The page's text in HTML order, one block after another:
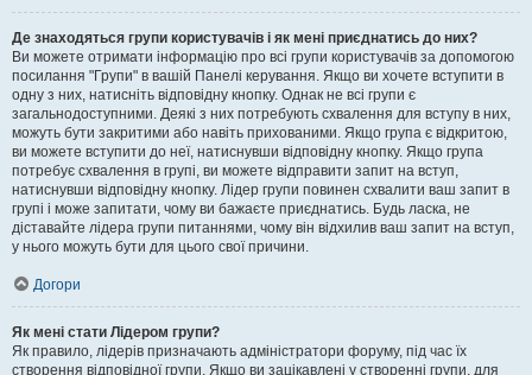
Де знаходяться групи користувачів і як мені приєднатись до них?
Ви можете отримати інформацію про всі групи користувачів за допомогою
посилання "Групи" в вашій Панелі керування. Якщо ви хочете вступити в
одну з них, натисніть відповідну кнопку. Однак не всі групи є
загальнодоступними. Деякі з них потребують схвалення для вступу в них,
можуть бути закритими або навіть прихованими. Якщо група є відкритою,
ви можете вступити до неї, натиснувши відповідну кнопку. Якщо група
потребує схвалення в групі, ви можете відправити запит на вступ,
натиснувши відповідну кнопку. Лідер групи повинен схвалити ваш запит в
групі і може запитати, чому ви бажаєте приєднатись. Будь ласка, не
діставайте лідера групи питаннями, чому він відхилив ваш запит на вступ,
у нього можуть бути для цього свої причини.
Догори
Як мені стати Лідером групи?
Як правило, лідерів призначають адміністратори форуму, під час їх
створення відповідної групи. Якщо ви зацікавлені у створенні групи, для